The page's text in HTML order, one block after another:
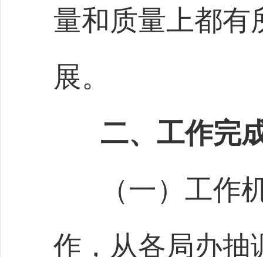
量和质量上都有
展。
二、工作完
（一）工作
作，从各局办抽